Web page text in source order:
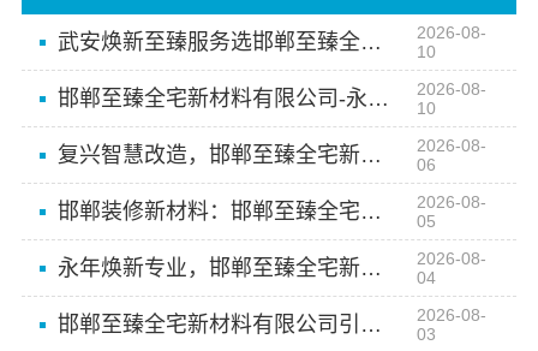
武安焕新至臻服务选邯郸至臻全宅新材料有限公司
2026-08-
10
邯郸至臻全宅新材料有限公司-永年全屋装饰
2026-08-
10
复兴智慧改造，邯郸至臻全宅新材料有限公司以数字化重塑家装体验
2026-08-
06
邯郸装修新材料：邯郸至臻全宅新材料有限公司革新行业施工标准
2026-08-
05
永年焕新专业，邯郸至臻全宅新材料有限公司打造环保美居典范
2026-08-
04
邯郸至臻全宅新材料有限公司引领装修新材料趋势
2026-08-
03